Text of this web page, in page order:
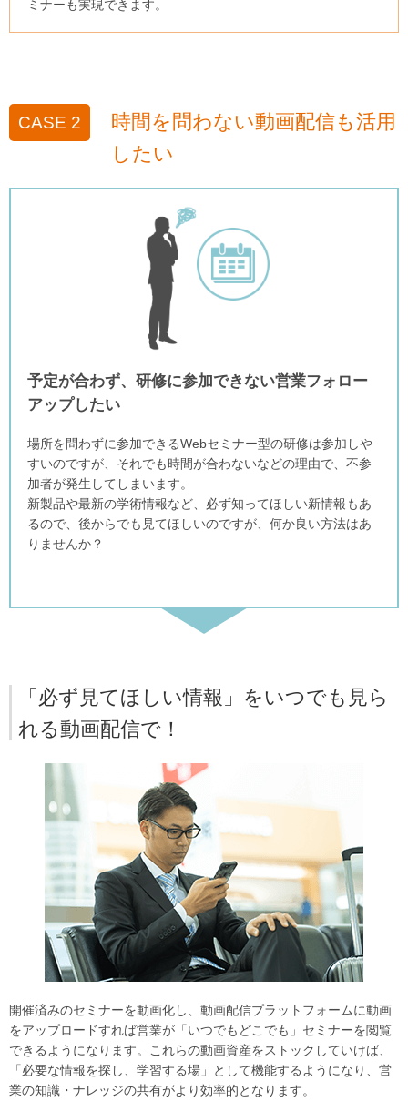
ミナーも実現できます。
CASE 2
時間を問わない動画配信も活用
したい
予定が合わず、研修に参加できない営業フォロー
アップしたい
場所を問わずに参加できるWebセミナー型の研修は参加しや
すいのですが、それでも時間が合わないなどの理由で、不参
加者が発生してしまいます。
新製品や最新の学術情報など、必ず知ってほしい新情報もあ
るので、後からでも見てほしいのですが、何か良い方法はあ
りませんか？
「必ず見てほしい情報」をいつでも見ら
れる動画配信で！
開催済みのセミナーを動画化し、動画配信プラットフォームに動画
をアップロードすれば営業が「いつでもどこでも」セミナーを閲覧
できるようになります。これらの動画資産をストックしていけば、
「必要な情報を探し、学習する場」として機能するようになり、営
業の知識・ナレッジの共有がより効率的となります。